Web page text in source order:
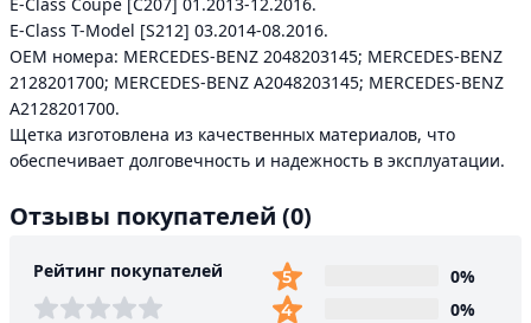
E-Class T-Model [S212] 03.2014-08.2016.
ОЕМ номера: MERCEDES-BENZ 2048203145; MERCEDES-BENZ
2128201700; MERCEDES-BENZ A2048203145; MERCEDES-BENZ
A2128201700.
Щетка изготовлена из качественных материалов, что
обеспечивает долговечность и надежность в эксплуатации.
Отзывы покупателей (0)
Рейтинг покупателей
0%
0%